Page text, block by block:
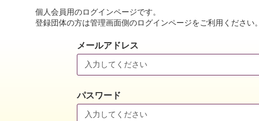
個人会員用のログインページです。
登録団体の方は管理画面側のログインページをご利用ください。
メールアドレス
パスワード